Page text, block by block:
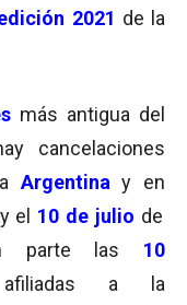
2021 de la
más antigua del
cancelaciones
Argentina y en
y el 10 de julio de
parte las 10
afiliadas a la